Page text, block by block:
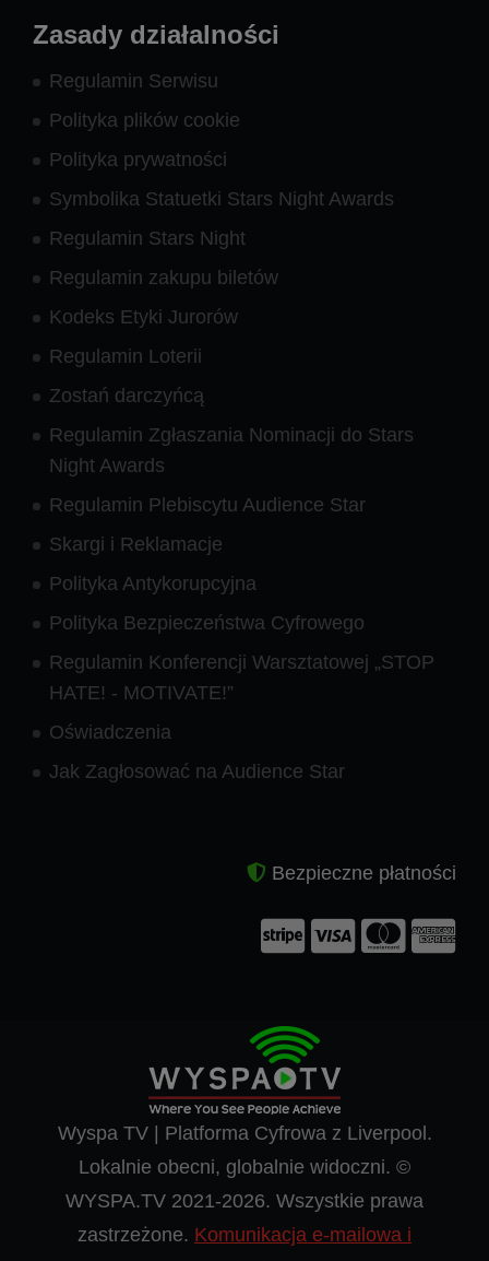
Zasady działalności
Regulamin Serwisu
Polityka plików cookie
Polityka prywatności
Symbolika Statuetki Stars Night Awards
Regulamin Stars Night
Regulamin zakupu biletów
Kodeks Etyki Jurorów
Regulamin Loterii
Zostań darczyńcą
Regulamin Zgłaszania Nominacji do Stars
Night Awards
Regulamin Plebiscytu Audience Star
Skargi i Reklamacje
Polityka Antykorupcyjna
Polityka Bezpieczeństwa Cyfrowego
Regulamin Konferencji Warsztatowej „STOP
HATE! - MOTIVATE!”
Oświadczenia
Jak Zagłosować na Audience Star
Bezpieczne płatności
Wyspa TV | Platforma Cyfrowa z Liverpool.
Lokalnie obecni, globalnie widoczni. ©
WYSPA.TV 2021-2026. Wszystkie prawa
zastrzeżone. Komunikacja e-mailowa i